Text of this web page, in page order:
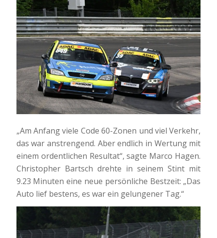
„Am Anfang viele Code 60-Zonen und viel Verkehr,
das war anstrengend. Aber endlich in Wertung mit
einem ordentlichen Resultat“, sagte Marco Hagen.
Christopher Bartsch drehte in seinem Stint mit
9.23 Minuten eine neue persönliche Bestzeit: „Das
Auto lief bestens, es war ein gelungener Tag.“